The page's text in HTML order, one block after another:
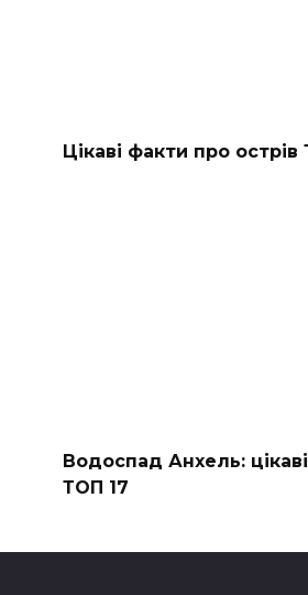
Цікаві факти про острів
Водоспад Анхель:
ТОП 17